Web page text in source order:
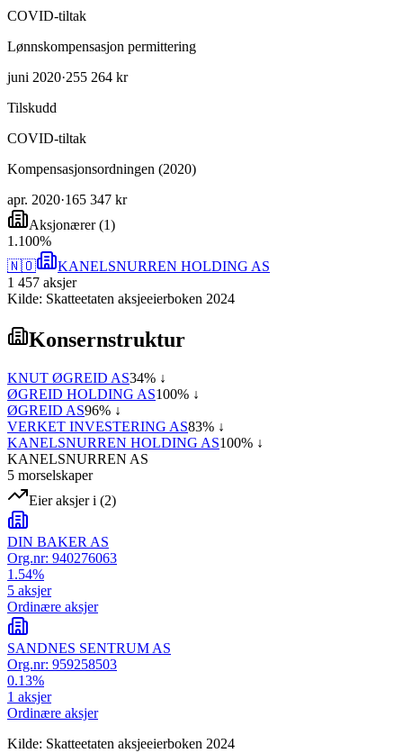
COVID-tiltak
Lønnskompensasjon permittering
juni 2020·255 264 kr
Tilskudd
COVID-tiltak
Kompensasjonsordningen (2020)
apr. 2020·165 347 kr
Aksjonærer(1)
1 .100%
🇳🇴
KANELSNURREN HOLDING AS
1 457 aksjer
Kilde: Skatteetaten aksjeeierboken 2024
Konsernstruktur
KNUT ØGREID AS34% ↓
ØGREID HOLDING AS100% ↓
ØGREID AS96% ↓
VERKET INVESTERING AS83% ↓
KANELSNURREN HOLDING AS100% ↓
KANELSNURREN AS
5 morselskaper
Eier aksjer i (2)
DIN BAKER AS
Org.nr: 940276063
1.54%
5 aksjer
Ordinære aksjer
SANDNES SENTRUM AS
Org.nr: 959258503
0.13%
1 aksjer
Ordinære aksjer
Kilde: Skatteetaten aksjeeierboken 2024